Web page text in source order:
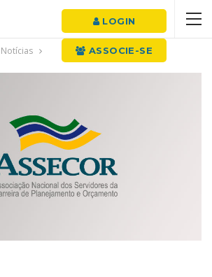
LOGIN
ASSOCIE-SE
Notícias